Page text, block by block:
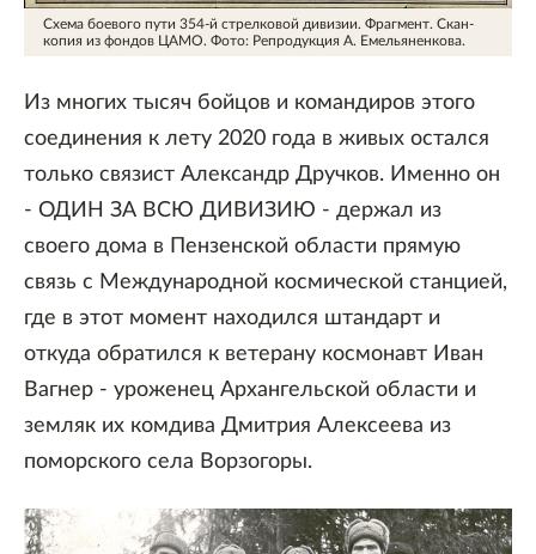
Схема боевого пути 354-й стрелковой дивизии. Фрагмент. Скан-
копия из фондов ЦАМО. Фото: Репродукция А. Емельяненкова.
Из многих тысяч бойцов и командиров этого
соединения к лету 2020 года в живых остался
только связист Александр Дручков. Именно он
- ОДИН ЗА ВСЮ ДИВИЗИЮ - держал из
своего дома в Пензенской области прямую
связь с Международной космической станцией,
где в этот момент находился штандарт и
откуда обратился к ветерану космонавт Иван
Вагнер - уроженец Архангельской области и
земляк их комдива Дмитрия Алексеева из
поморского села Ворзогоры.